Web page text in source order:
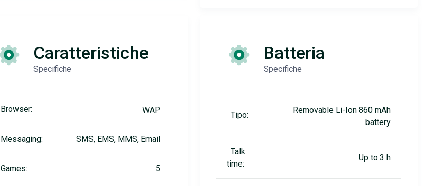
Caratteristiche
Specifiche
Browser: WAP
Messaging: SMS, EMS, MMS, Email
Games: 5
Batteria
Specifiche
Tipo:
Removable Li-Ion 860 mAh
battery
Talk
time:
Up to 3 h